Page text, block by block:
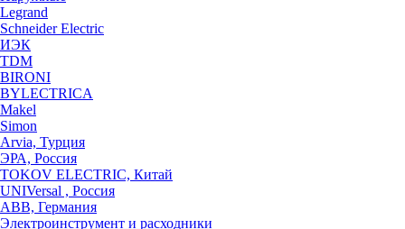
Legrand
Schneider Electric
ИЭК
TDM
BIRONI
BYLECTRICA
Makel
Simon
Arvia, Турция
ЭРА, Россия
TOKOV ELECTRIC, Китай
UNIVersal , Россия
ABB, Германия
Электроинструмент и расходники